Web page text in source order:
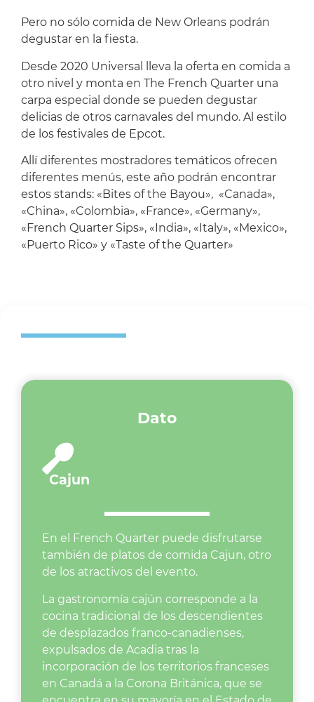
Pero no sólo comida de New Orleans podrán
degustar en la fiesta.
Desde 2020 Universal lleva la oferta en comida a
otro nivel y monta en The French Quarter una
carpa especial donde se pueden degustar
delicias de otros carnavales del mundo. Al estilo
de los festivales de Epcot.
Allí diferentes mostradores temáticos ofrecen
diferentes menús, este año podrán encontrar
estos stands: «Bites of the Bayou», «Canada»,
«China», «Colombia», «France», «Germany»,
«French Quarter Sips», «India», «Italy», «Mexico»,
«Puerto Rico» y «Taste of the Quarter»
Dato
Cajun
En el French Quarter puede disfrutarse
también de platos de comida Cajun, otro
de los atractivos del evento.
La gastronomía cajún corresponde a la
cocina tradicional de los descendientes
de desplazados franco-canadienses,
expulsados de Acadia tras la
incorporación de los territorios franceses
en Canadá a la Corona Británica, que se